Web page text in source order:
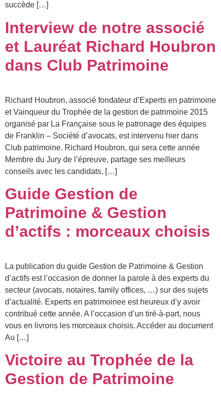
succède […]
Interview de notre associé
et Lauréat Richard Houbron
dans Club Patrimoine
Richard Houbron, associé fondateur d’Experts en patrimoine
et Vainqueur du Trophée de la gestion de patrimoine 2015
organisé par La Française sous le patronage des équipes
de Franklin – Société d’avocats, est intervenu hier dans
Club patrimoine. Richard Houbron, qui sera cette année
Membre du Jury de l’épreuve, partage ses meilleurs
conseils avec les candidats, […]
Guide Gestion de
Patrimoine & Gestion
d’actifs : morceaux choisis
La publication du guide Gestion de Patrimoine & Gestion
d’actifs est l’occasion de donner la parole à des experts du
secteur (avocats, notaires, family offices, …) sur des sujets
d’actualité. Experts en patrimoinee est heureux d’y avoir
contribué cette année. A l’occasion d’un tiré-à-part, nous
vous en livrons les morceaux choisis. Accéder au document
Au […]
Victoire au Trophée de la
Gestion de Patrimoine